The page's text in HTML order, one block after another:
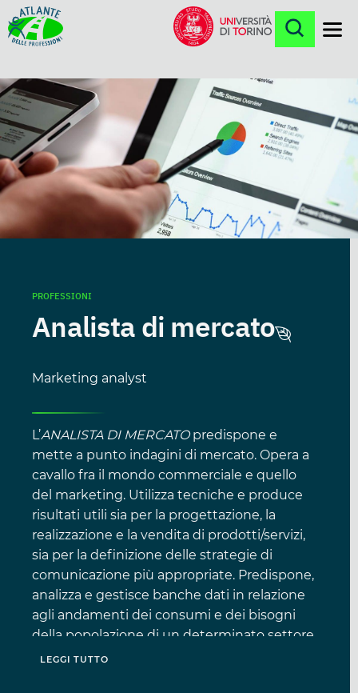
Menu
PROFESSIONI
Analista di mercato
Marketing analyst
L’ANALISTA DI MERCATOpredispone e
mette a punto indagini di mercato. Opera a
cavallo fra il mondo commerciale e quello
del marketing. Utilizza tecniche e produce
risultati utili sia per la progettazione, la
realizzazione e la vendita di prodotti/servizi,
sia per la definizione delle strategie di
comunicazione più appropriate. Predispone,
analizza e gestisce banche dati in relazione
agli andamenti dei consumi e dei bisogni
della popolazione di un determinato settore
o territorio. Prevede le richieste e le
LEGGI TUTTO